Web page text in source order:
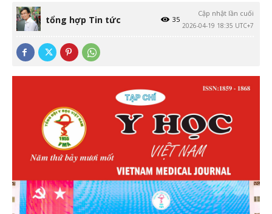
tổng hợp Tin tức
Cập nhật lần cuối
2026-04-19 18:35 UTC+7
35